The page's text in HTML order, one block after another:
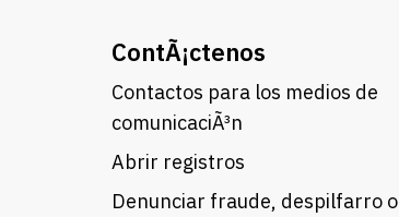
ContÃ¡ctenos
Contactos para los medios de
comunicaciÃ³n
Abrir registros
Denunciar fraude, despilfarro o